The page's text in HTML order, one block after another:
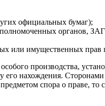
официальных бумаг);
органов,
или имущественных прав
производства,
его нахождения.
спора о праве, то